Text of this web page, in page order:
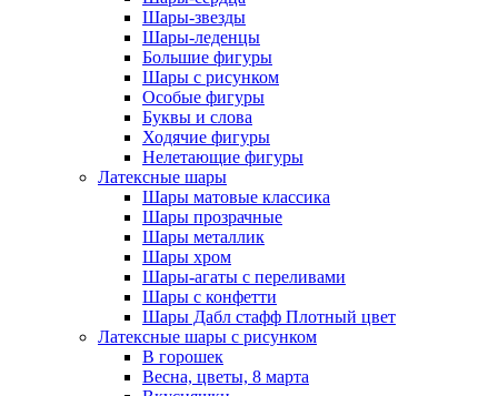
Шары-звезды
Шары-леденцы
Большие фигуры
Шары с рисунком
Особые фигуры
Буквы и слова
Ходячие фигуры
Нелетающие фигуры
Латексные шары
Шары матовые классика
Шары прозрачные
Шары металлик
Шары хром
Шары-агаты с переливами
Шары с конфетти
Шары Дабл стафф Плотный цвет
Латексные шары с рисунком
В горошек
Весна, цветы, 8 марта